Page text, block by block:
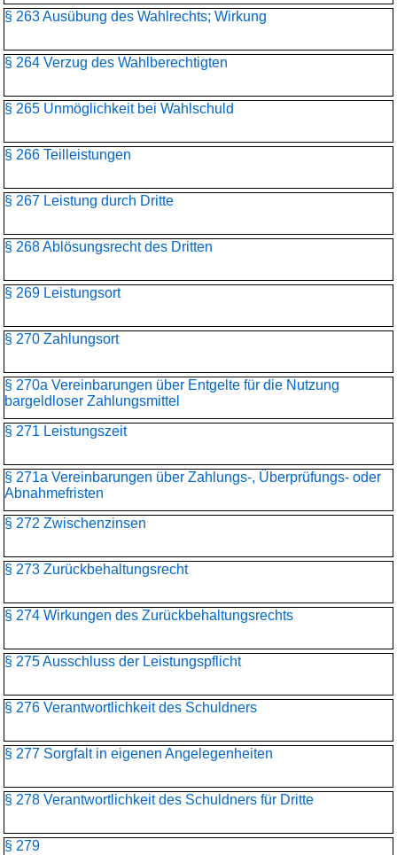
§ 263 Ausübung des Wahlrechts; Wirkung
§ 264 Verzug des Wahlberechtigten
§ 265 Unmöglichkeit bei Wahlschuld
§ 266 Teilleistungen
§ 267 Leistung durch Dritte
§ 268 Ablösungsrecht des Dritten
§ 269 Leistungsort
§ 270 Zahlungsort
§ 270a Vereinbarungen über Entgelte für die Nutzung
bargeldloser Zahlungsmittel
§ 271 Leistungszeit
§ 271a Vereinbarungen über Zahlungs-, Überprüfungs- oder
Abnahmefristen
§ 272 Zwischenzinsen
§ 273 Zurückbehaltungsrecht
§ 274 Wirkungen des Zurückbehaltungsrechts
§ 275 Ausschluss der Leistungspflicht
§ 276 Verantwortlichkeit des Schuldners
§ 277 Sorgfalt in eigenen Angelegenheiten
§ 278 Verantwortlichkeit des Schuldners für Dritte
§ 279